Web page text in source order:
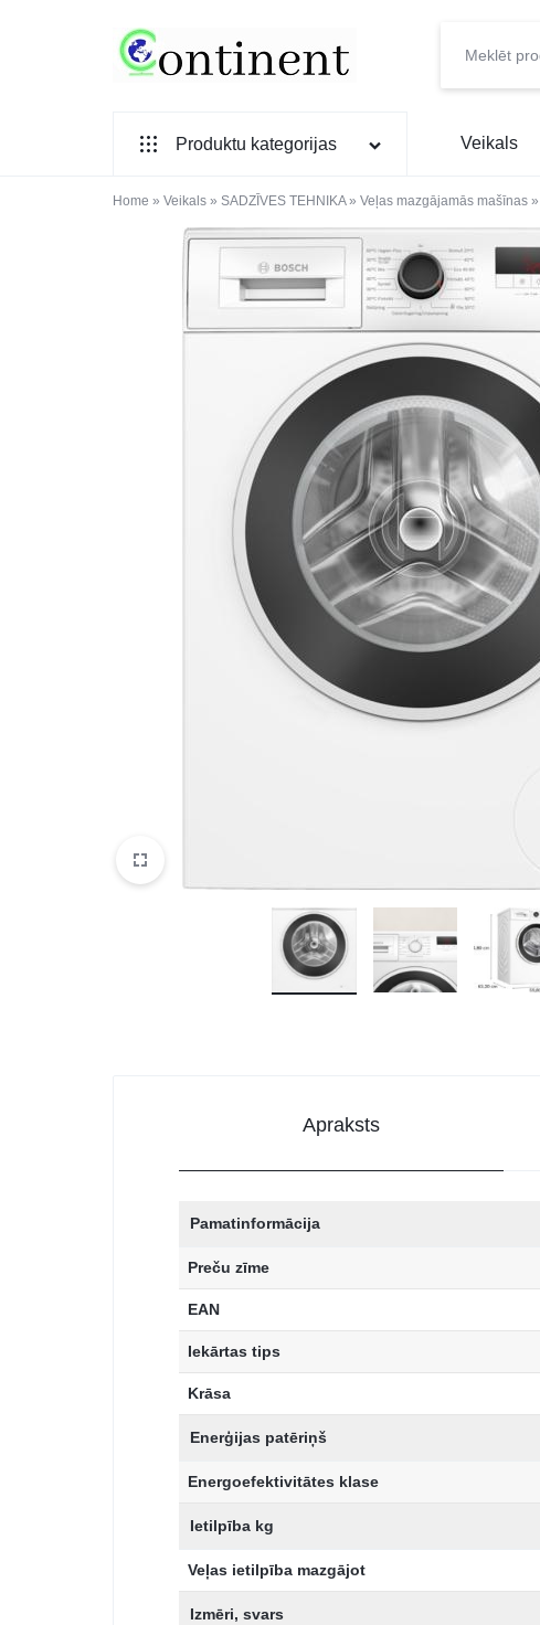
PREČU
INTERNETVEIKALS
Produktu kategorijas
SADZĪVES TEHNIKA
IEBŪVĒJAMĀ TEHNIKA
MAZĀ SADZĪVES TEHNIKA
ELEKTRONIKA, TV
SKAISTUMAM UN VESELĪBAI
DATORTEHNIKA, PRECES
SPORTAM UN ATPŪTAI
Veikals
Home » Veikals » SADZĪVES TEHNIKA» Veļas mazgājamās mašīnas »
Apraksts
Pamatinformācija
Preču zīme
EAN
Iekārtas tips
Krāsa
Enerģijas patēriņš
Energoefektivitātes klase
Ietilpība kg
Veļas ietilpība mazgājot
Izmēri, svars